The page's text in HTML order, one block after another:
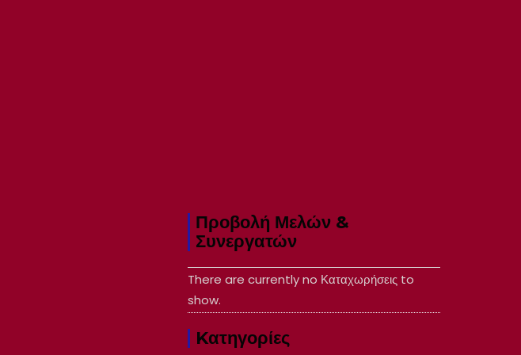
Προβολή Μελών &
Συνεργατών
There are currently no Καταχωρήσεις to
show.
Kατηγορίες